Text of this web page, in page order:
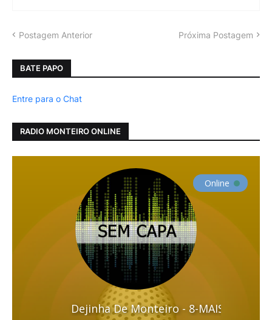
Postagem Anterior Próxima Postagem
BATE PAPO
Entre para o Chat
RADIO MONTEIRO ONLINE